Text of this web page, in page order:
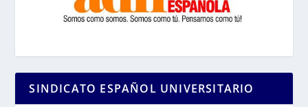
SINDICATO ESPAÑOL UNIVERSITARIO